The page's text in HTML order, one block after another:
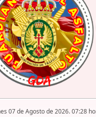
07 de Agosto de 2026. 07:28